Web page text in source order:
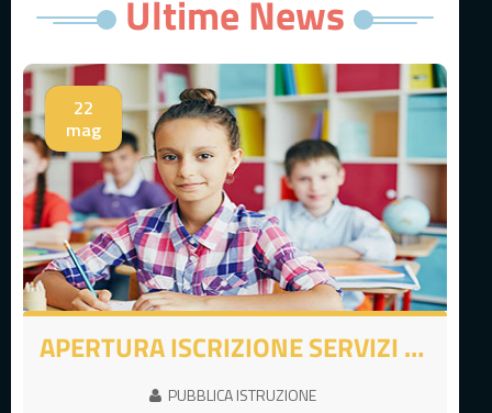
Ultime News
22
mag
APERTURA ISCRIZIONE SERVIZI SCOLASTICI COMUNALI A.S. 2026-2027
PUBBLICA ISTRUZIONE